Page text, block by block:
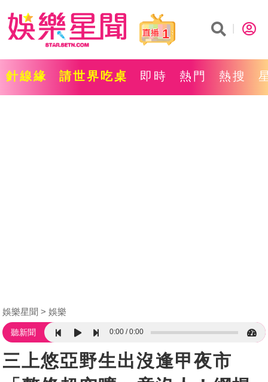
1
針線緣 請世界吃桌 即時 熱門 熱搜
娛樂星聞 娛樂
聽新聞 0:00 0:00
三上悠亞野生出沒逢甲夜市